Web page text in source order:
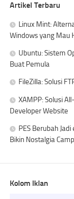
Artikel Terbaru
Linux Mint:
Windows yang Mau
Ubuntu: Sistem
Buat Pemula
FileZilla: Solusi
XAMPP: Solusi
Developer Website
PES Berubah
Bikin Nostalgia
Kolom Iklan